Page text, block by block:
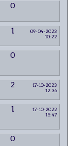
0
1
09-04-2023
10:22
0
2
17-10-2023
12:36
1
17-10-2022
15:47
0